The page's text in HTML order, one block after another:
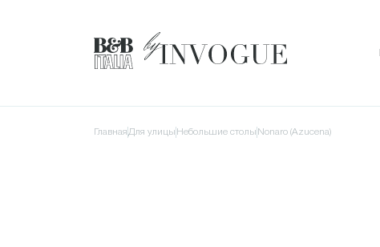
Главная для улицы Небольшие столы Nonaro (Azucena)